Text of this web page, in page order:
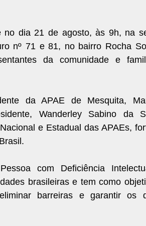
no dia 21 de agosto, às 9h, na
nº 71 e 81, no bairro Rocha
da comunidade e
da APAE de Mesquita,
Wanderley Sabino da
e Estadual das APAEs,
com Deficiência
brasileiras e tem como
barreiras e garantir os